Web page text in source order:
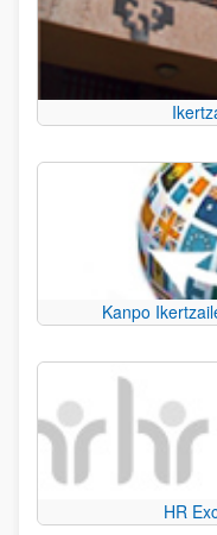
Kanpo
HR